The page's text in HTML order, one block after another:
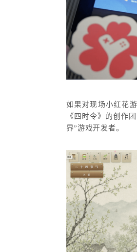
如果对现场小红花
《四时令》的创作
界”游戏开发者。